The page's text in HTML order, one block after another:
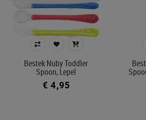
mes
Lepel: warmtegevoelig
ja
neen
Lepel: schepje in zacht materiaal
Bestek Nuby Toddler
Spoon, Lepel
€ 4,95